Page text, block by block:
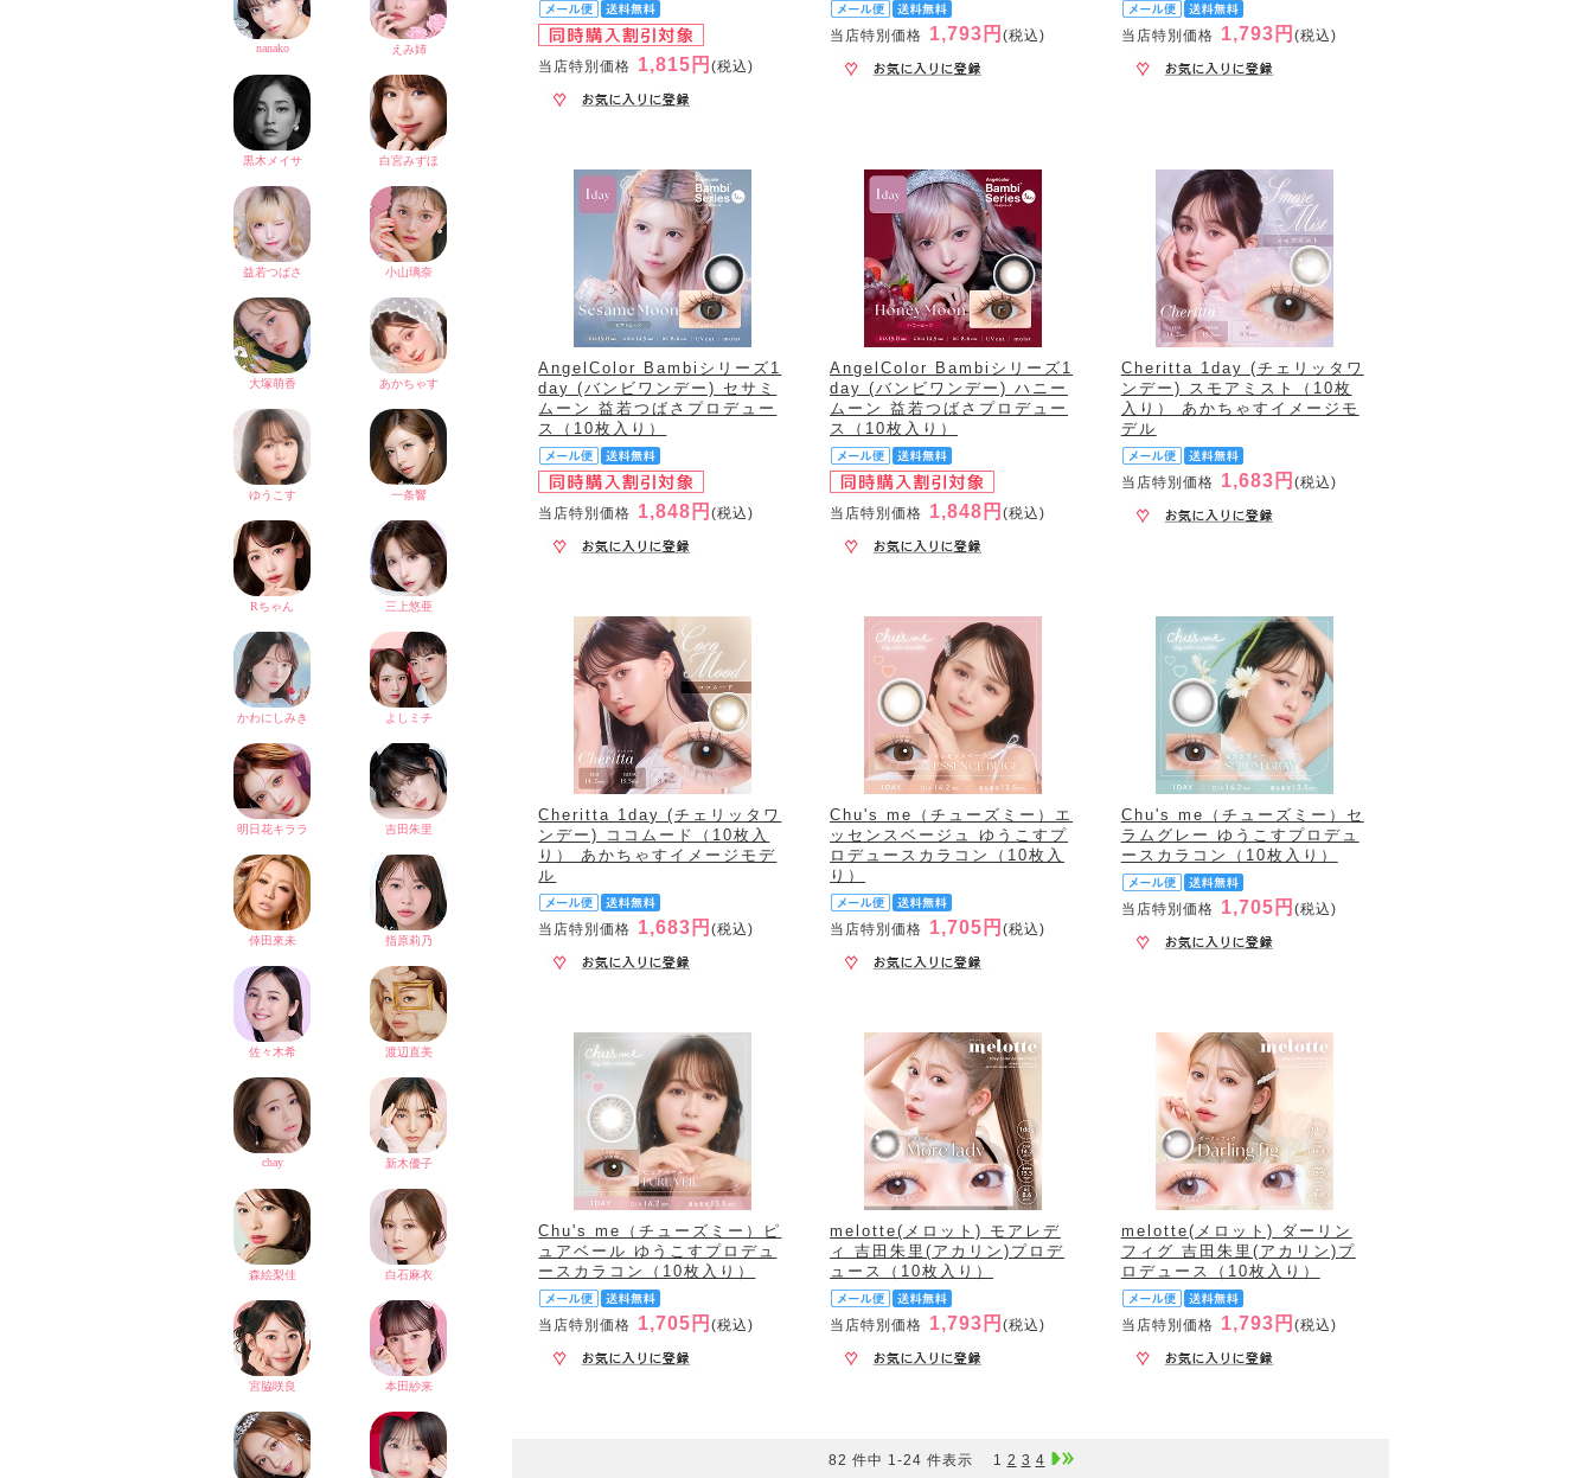
当店特別価格 1,815円(税込)
当店特別価格 1,793円(税込) 当店特別価格 1,793円 (税込)
AngelColor Bambiシリーズ1
day (バンビワンデー) セサミ
ムーン 益若つばさプロデュー
ス（10枚入り）
当店特別価格 1,848円(税込)
AngelColor Bambiシリーズ1
day (バンビワンデー) ハニー
ムーン 益若つばさプロデュー
ス（10枚入り）
当店特別価格 1,848円(税込)
Cheritta 1day (チェリッタワ
ンデー) スモアミスト（10枚
入り） あかちゃすイメージモ
デル
当店特別価格 1,683円 (税込)
Cheritta 1day (チェリッタワ
ンデー) ココムード（10枚入
り） あかちゃすイメージモデ
ル
当店特別価格 1,683円(税込)
Chu's me（チューズミー）エ
ッセンスベージュ ゆうこすプ
ロデュースカラコン（10枚入
り）
当店特別価格 1,705円(税込)
Chu's me（チューズミー）セ
ラムグレー ゆうこすプロデュ
ースカラコン（10枚入り）
当店特別価格 1,705円 (税込)
Chu's me（チューズミー）ピ
ュアベール ゆうこすプロデュ
ースカラコン（10枚入り）
当店特別価格 1,705円(税込)
melotte(メロット) モアレデ
ィ 吉田朱里(アカリン)プロデ
ュース（10枚入り）
当店特別価格 1,793円(税込)
melotte(メロット) ダーリン
フィグ 吉田朱里(アカリン)プ
ロデュース（10枚入り）
当店特別価格 1,793円 (税込)
82 件中 1-24 件表示 1 2 3 4